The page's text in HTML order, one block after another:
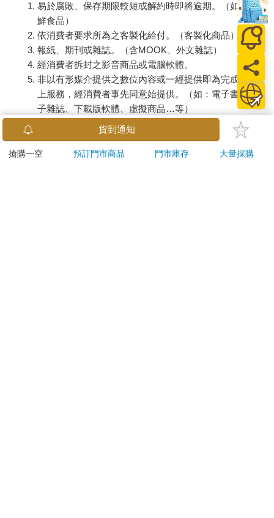
易於腐敗、保存期限較短或解約時即將逾期。（如：生
鮮食品）
依消費者要求所為之客製化給付。（客製化商品）
報紙、期刊或雜誌。（含MOOK、外文雜誌）
經消費者拆封之影音商品或電腦軟體。
非以有形媒介提供之數位內容或一經提供即為完成之線
上服務，經消費者事先同意始提供。（如：電子書、電
子雜誌、下載版軟體、虛擬商品…等）
已拆封之個人衛生用品。（如：內衣褲、刮鬍刀、除毛
若非上列種類商品，均享有到貨7天的猶豫期（含例假
貨到通知
搶購一空 預訂門市商品 門市庫存 大量採購